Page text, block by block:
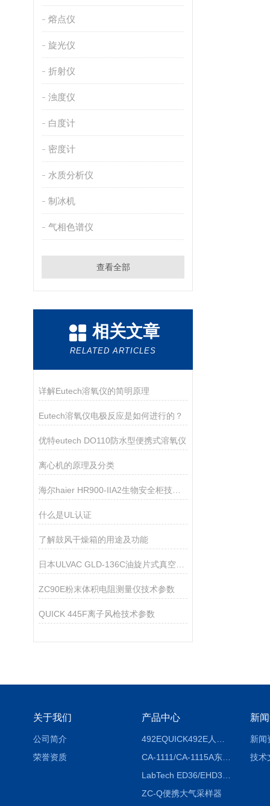
熔点仪
旋光仪
折射仪
浊度仪
白度计
密度计
水质分析仪
制冰机
气相色谱仪
查看全部
相关文章
RELATED ARTICLES
详解Eutech溶氧仪的简明原理
Eutech溶氧仪电极反应是如何进行的？
优特eutech DO110防水型便携式溶氧仪
离心机的原理及分类
海尔haier HR900-IIA2生物安全柜技术资料
什么是UL认证
了解鼓风干燥箱的用途及功能
ZC90E粉末体积电阻测量仪技术参数
QUICK 445F离子风枪技术参数
关于我们
公司简介
荣誉资质
产品中心
CA-1111/CA-1115A东京理化EYELA CA-1111/CA-1115A冷却水循环装置
ZC-Q便携大气采样器
新
新闻
技术